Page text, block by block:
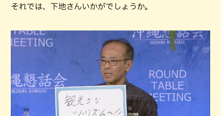
それでは、下地さんいかがでしょうか。